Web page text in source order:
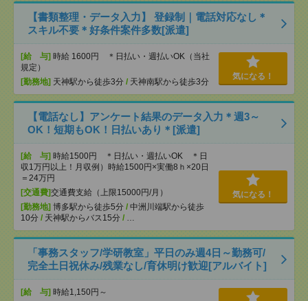
【書類整理・データ入力】 登録制｜電話対応なし＊
スキル不要＊好条件案件多数[派遣]
[給 与] 時給 1600円 ＊日払い・週払いOK（当社
規定）
[勤務地] 天神駅から徒歩3分 / 天神南駅から徒歩3分
気になる！
【電話なし】アンケート結果のデータ入力＊週3～
OK！短期もOK！日払いあり＊[派遣]
[給 与] 時給1500円 ＊日払い・週払いOK ＊日
収1万円以上！月収例）時給1500円×実働8ｈ×20日
＝24万円
[交通費]交通費支給（上限15000円/月）
[勤務地] 博多駅から徒歩5分 / 中洲川端駅から徒歩
10分 / 天神駅からバス15分 / …
気になる！
「事務スタッフ/学研教室」平日のみ週4日～勤務可/
完全土日祝休み/残業なし/育休明け歓迎[アルバイト]
[給 与] 時給1,150円～